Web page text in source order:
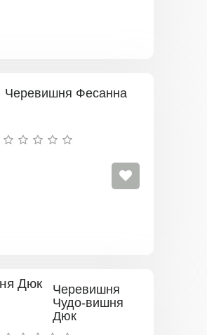
Черевишня Фесанна
Черевишня
Чудо-вишня
Дюк